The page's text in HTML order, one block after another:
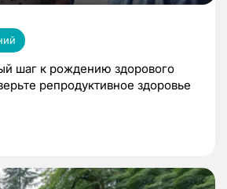
шаг к рождению здорового
репродуктивное здоровье